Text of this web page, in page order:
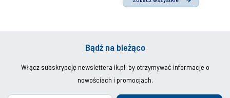
Bądź na bieżąco
Włącz subskrypcję newslettera ik.pl, by otrzymywać informacje o
nowościach i promocjach.